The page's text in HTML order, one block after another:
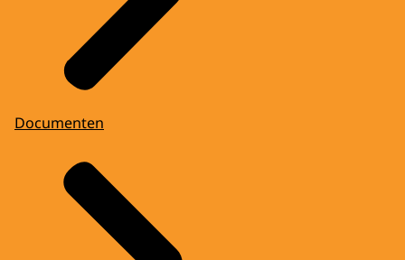
Documenten